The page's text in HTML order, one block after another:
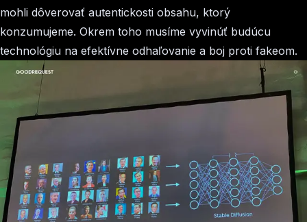
mohli dôverovať autentickosti obsahu, ktorý
konzumujeme. Okrem toho musíme vyvinúť budúcu
technológiu na efektívne odhaľovanie a boj proti fakeom.